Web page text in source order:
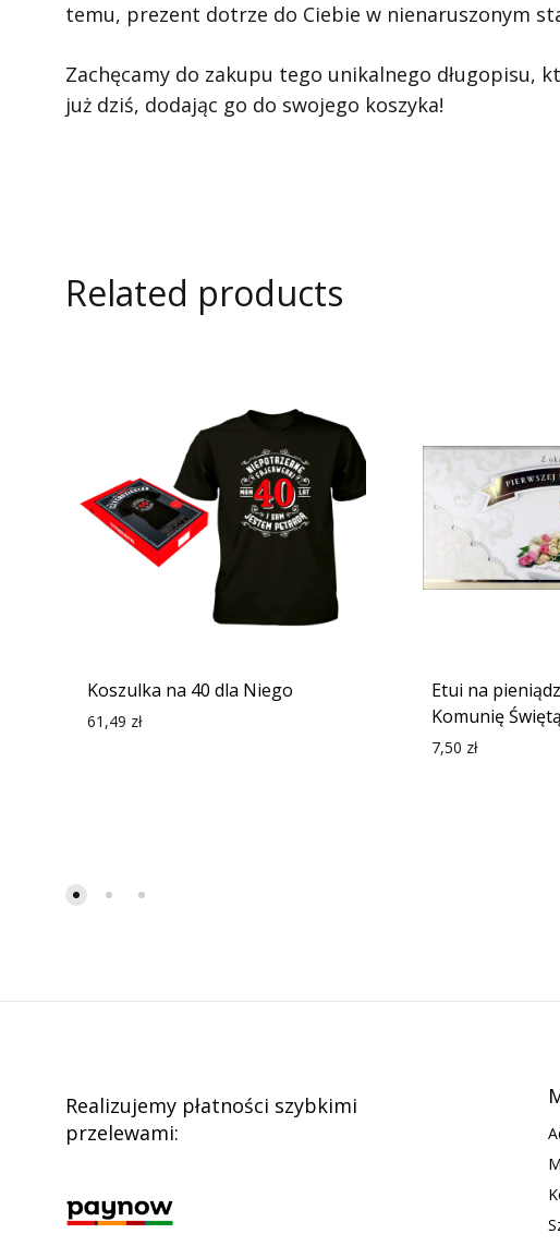
temu, prezent dotrze do Ciebie w nienaruszonym
Zachęcamy do zakupu tego unikalnego długopisu,
już dziś, dodając go do swojego koszyka!
Related products
Koszulka na 40 dla Niego
61,49 zł
Etui na
Komunię
7,50 zł
Realizujemy płatności szybkimi
przelewami: